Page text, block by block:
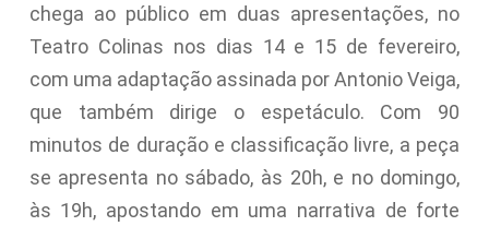
chega ao público em duas apresentações, no
Teatro Colinas nos dias 14 e 15 de fevereiro,
com uma adaptação assinada por Antonio Veiga,
que também dirige o espetáculo. Com 90
minutos de duração e classificação livre, a peça
se apresenta no sábado, às 20h, e no domingo,
às 19h, apostando em uma narrativa de forte